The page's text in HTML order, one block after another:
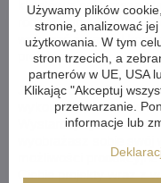
klientów z najwyższą
rodzaju modyfikacje.
wykonać żyrandol
projektu.
Jeśli nie udało Ci się
wykonamy dla Ciebie
Wystarczy rysunek lub
możliwości
Ciebie projekty wraz z
Używamy plików
stronie, analizować
użytkowania. W tym
stron trzecich, a
partnerów w UE, USA
Klikając "Akceptuj
przetwarzanie.
informacje lub